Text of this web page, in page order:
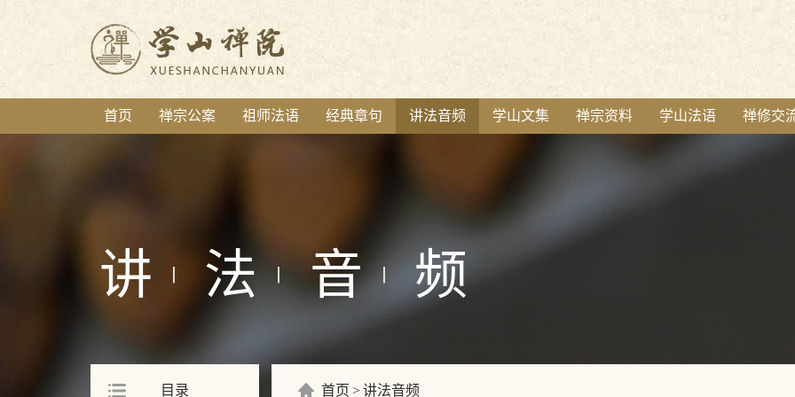
首页 禅宗公案 祖师法语 经典章句 讲法音频 学山文集 禅宗资料 学山法语 禅修交
讲 法 音 丨 频
目录 首页 讲法音频